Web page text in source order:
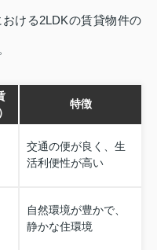
ける2LDKの賃貸物件の
特徴
交通の便が良く、生
活利便性が高い
自然環境が豊かで、
静かな住環境